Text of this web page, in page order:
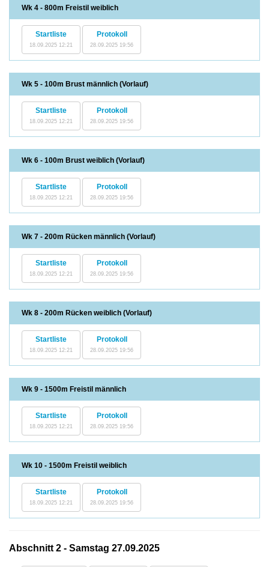
Wk 4 - 800m Freistil weiblich
Startliste
18.09.2025 12:21
Protokoll
28.09.2025 19:56
Wk 5 - 100m Brust männlich (Vorlauf)
Startliste
18.09.2025 12:21
Protokoll
28.09.2025 19:56
Wk 6 - 100m Brust weiblich (Vorlauf)
Startliste
18.09.2025 12:21
Protokoll
28.09.2025 19:56
Wk 7 - 200m Rücken männlich (Vorlauf)
Startliste
18.09.2025 12:21
Protokoll
28.09.2025 19:56
Wk 8 - 200m Rücken weiblich (Vorlauf)
Startliste
18.09.2025 12:21
Protokoll
28.09.2025 19:56
Wk 9 - 1500m Freistil männlich
Startliste
18.09.2025 12:21
Protokoll
28.09.2025 19:56
Wk 10 - 1500m Freistil weiblich
Startliste
18.09.2025 12:21
Protokoll
28.09.2025 19:56
Abschnitt 2 - Samstag 27.09.2025